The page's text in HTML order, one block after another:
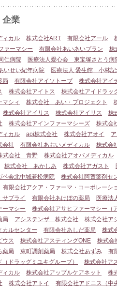
企業
ィカル 株式会社ART 有限会社アール
ァーマシー
有限会社あいあいプラン 株
仁病院
医療法人愛心会 東宝塚さとう病
いせい紀年病院
医療法人 愛生館 小林記
局
有限会社アイソトープ 株式会社アイ
株式会社アイトス 株式会社アイドラッ
マシィ
株式会社 あい・プロジェクト
株式会社アイリス 株式会社アイリス 株
株式会社アインファーマシーズ 株式会
ィカル
aoi株式会社 株式会社アオイ
会社
有限会社あおいメディカル 株式会
式会社 青野 株式会社アオバメディカル
株式会社 あかしあ 株式会社アガスト
会北中城若松病院
株式会社阿賀薬剤セ
有限会社アクア・ファーマ・コーポレーシ
サプライ
有限会社あけぼの薬局 医療法
ーマシー
株式会社アサヒファーマシー（
局
アシステンザ 株式会社 株式会社ア
カルセンター
有限会社あしだ薬局 株式
ウス
株式会社アスティングONE 株式会
薬局
東町調剤薬局 株式会社あずみ 有
ドラッグミユキグループ）
株式会社ア
ィカル
株式会社アップルケアネット 株
株式会社アトイ 有限会社アドニス（中